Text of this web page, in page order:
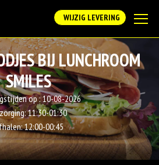
WIJZIG LEVERING
BIJ LUNCHROOM
SMILES
op :10-08-2026
11:30-01:30
12:00-00:45